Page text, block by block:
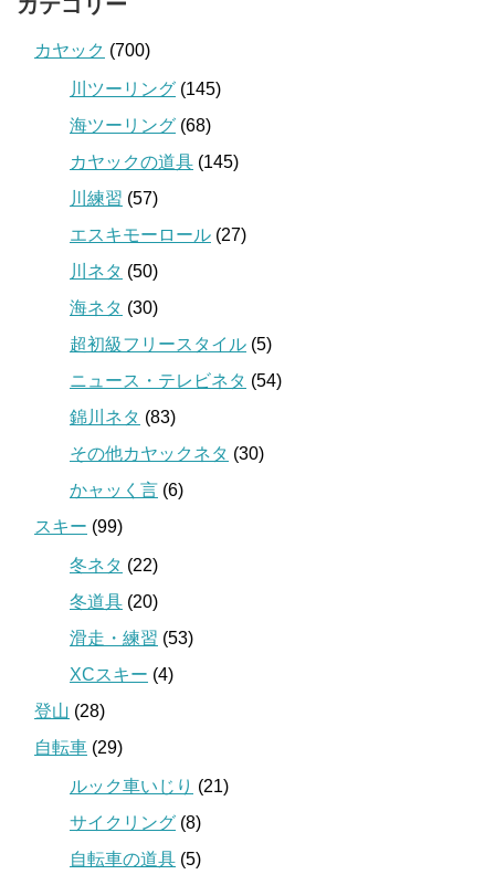
カヤック (700)
川ツーリング (145)
海ツーリング (68)
カヤックの道具 (145)
川練習 (57)
エスキモーロール (27)
川ネタ (50)
海ネタ (30)
超初級フリースタイル (5)
ニュース・テレビネタ (54)
錦川ネタ (83)
その他カヤックネタ (30)
かャッく言 (6)
スキー (99)
冬ネタ (22)
冬道具 (20)
滑走・練習 (53)
XCスキー (4)
登山 (28)
自転車 (29)
ルック車いじり (21)
サイクリング (8)
自転車の道具 (5)